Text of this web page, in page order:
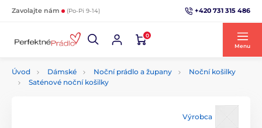
Zavolajte nám (Po-Pi 9-14) +420 731 315 486
0
Menu
Úvod Dámské Noční prádlo a župany
Noční košilky
Saténové noční košilky
Výrobca